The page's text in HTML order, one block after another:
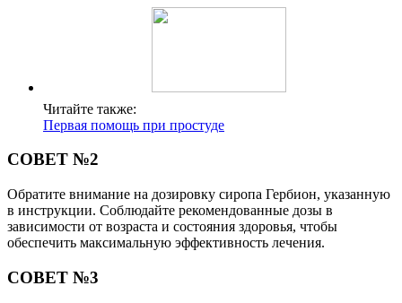
Читайте также:
Первая помощь при простуде
СОВЕТ №2
Обратите внимание на дозировку сиропа Гербион, указанную
в инструкции. Соблюдайте рекомендованные дозы в
зависимости от возраста и состояния здоровья, чтобы
обеспечить максимальную эффективность лечения.
СОВЕТ №3